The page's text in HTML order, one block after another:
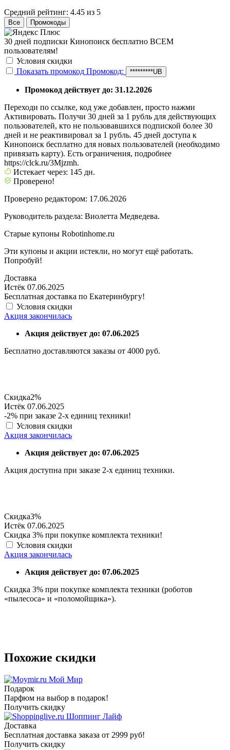
Средний рейтинг: 4.45 из 5
Все Промокоды
30 дней подписки Кинопоиск бесплатно ВСЕМ
пользователям!
Условия скидки
Показать промокод Промокод: *********UB
Промокод действует до: 31.12.2026
Переходи по ссылке, код уже добавлен, просто нажми
Активировать. Получи 30 дней за 1 рубль для действующих
пользователей, кто не пользовавшихся подпиской более 30
дней и не реактивировал за 1 рубль. 45 дней доступа к
Кинопоиск бесплатно для новых пользователей (необходимо
привязать карту). Есть ограничения, подробнее
https://clck.ru/3Mjzmh.
Истекает через: 145 дн.
Проверено!
Проверено редактором: 17.06.2026
Руководитель раздела: Виолетта Медведева.
Старые купоны Robotinhome.ru
Эти купоны и акции истекли, но могут ещё работать.
Попробуй!
Доставка
Истёк 07.06.2025
Бесплатная доставка по Екатеринбургу!
Условия скидки
Акция закончилась
Акция действует до: 07.06.2025
Бесплатно доставляются заказы от 4000 руб.
Скидка2%
Истёк 07.06.2025
-2% при заказе 2-х единиц техники!
Условия скидки
Акция закончилась
Акция действует до: 07.06.2025
Акция доступна при заказе 2-х единиц техники.
Скидка3%
Истёк 07.06.2025
Скидка 3% при покупке комплекта техники!
Условия скидки
Акция закончилась
Акция действует до: 07.06.2025
Скидка 3% при покупке комплекта техники (роботов
«пылесоса» и «поломойщика»).
Похожие скидки
Мой Мир
Подарок
Парфюм на выбор в подарок!
Получить скидку
Шоппинг Лайф
Доставка
Бесплатная доставка заказа от 2999 руб!
Получить скидку